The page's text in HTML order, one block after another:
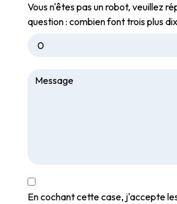
Vous n'êtes pas un robot, veuillez
question : combien font trois plus
En cochant cette case, j'accepte